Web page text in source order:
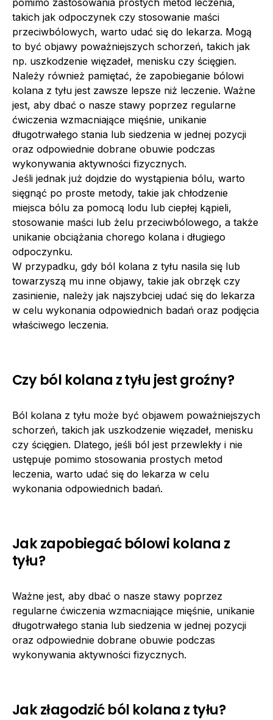
takich jak odpoczynek czy stosowanie maści
przeciwbólowych, warto udać się do lekarza. Mogą
to być objawy poważniejszych schorzeń, takich jak
np. uszkodzenie więzadeł, menisku czy ścięgien.
Należy również pamiętać, że zapobieganie bólowi
kolana z tyłu jest zawsze lepsze niż leczenie. Ważne
jest, aby dbać o nasze stawy poprzez regularne
ćwiczenia wzmacniające mięśnie, unikanie
długotrwałego stania lub siedzenia w jednej pozycji
oraz odpowiednie dobrane obuwie podczas
wykonywania aktywności fizycznych.
Jeśli jednak już dojdzie do wystąpienia bólu, warto
sięgnąć po proste metody, takie jak chłodzenie
miejsca bólu za pomocą lodu lub ciepłej kąpieli,
stosowanie maści lub żelu przeciwbólowego, a także
unikanie obciążania chorego kolana i długiego
odpoczynku.
W przypadku, gdy ból kolana z tyłu nasila się lub
towarzyszą mu inne objawy, takie jak obrzęk czy
zasinienie, należy jak najszybciej udać się do lekarza
w celu wykonania odpowiednich badań oraz podjęcia
właściwego leczenia.
Czy ból kolana z tyłu jest groźny?
Ból kolana z tyłu może być objawem poważniejszych
schorzeń, takich jak uszkodzenie więzadeł, menisku
czy ścięgien. Dlatego, jeśli ból jest przewlekły i nie
ustępuje pomimo stosowania prostych metod
leczenia, warto udać się do lekarza w celu
wykonania odpowiednich badań.
Jak zapobiegać bólowi kolana z
tyłu?
Ważne jest, aby dbać o nasze stawy poprzez
regularne ćwiczenia wzmacniające mięśnie, unikanie
długotrwałego stania lub siedzenia w jednej pozycji
oraz odpowiednie dobrane obuwie podczas
wykonywania aktywności fizycznych.
Jak złagodzić ból kolana z tyłu?